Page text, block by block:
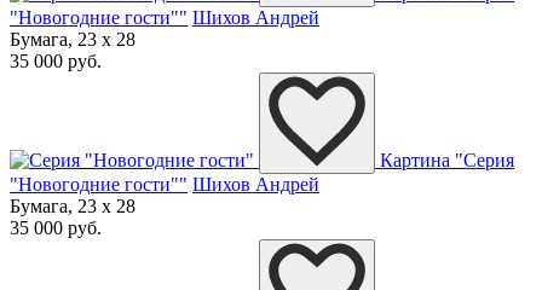
"Новогодние гости"" Шихов Андрей
Бумага, 23 x 28
35 000 руб.
Картина "Серия
"Новогодние гости"" Шихов Андрей
Бумага, 23 x 28
35 000 руб.